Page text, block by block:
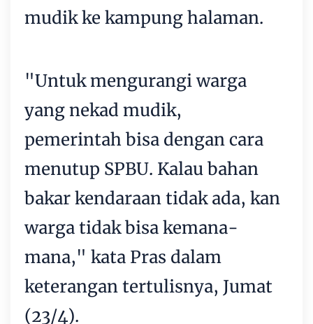
mudik ke kampung halaman.
"Untuk mengurangi warga
yang nekad mudik,
pemerintah bisa dengan cara
menutup SPBU. Kalau bahan
bakar kendaraan tidak ada, kan
warga tidak bisa kemana-
mana," kata Pras dalam
keterangan tertulisnya, Jumat
(23/4).